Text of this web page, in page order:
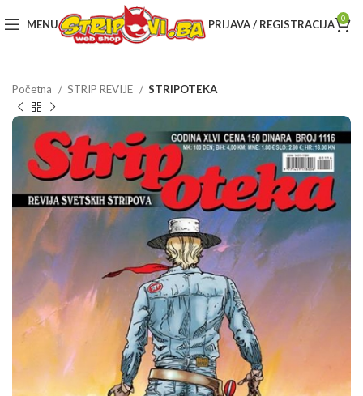
MENU PRIJAVA / REGISTRACIJA 0
Početna STRIP REVIJE STRIPOTEKA